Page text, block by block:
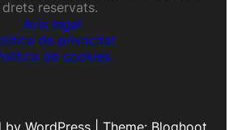
drets reservats.
Avís legal
de privacitat
de cookies